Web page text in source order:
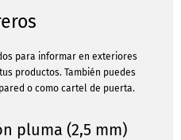
para informar en exteriores
productos. También puedes
o como cartel de puerta.
pluma (2,5 mm)